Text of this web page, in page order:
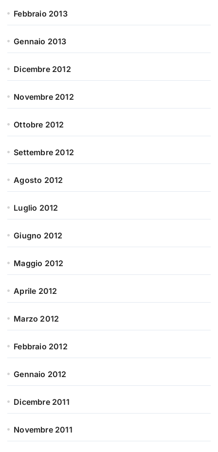
Febbraio 2013
Gennaio 2013
Dicembre 2012
Novembre 2012
Ottobre 2012
Settembre 2012
Agosto 2012
Luglio 2012
Giugno 2012
Maggio 2012
Aprile 2012
Marzo 2012
Febbraio 2012
Gennaio 2012
Dicembre 2011
Novembre 2011